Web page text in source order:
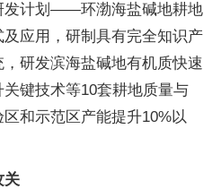
发计划——环渤海盐碱地耕地
应用，研制具有完全知识产
研发滨海盐碱地有机质快速
键技术等10套耕地质量与
和示范区产能提升10%以
关